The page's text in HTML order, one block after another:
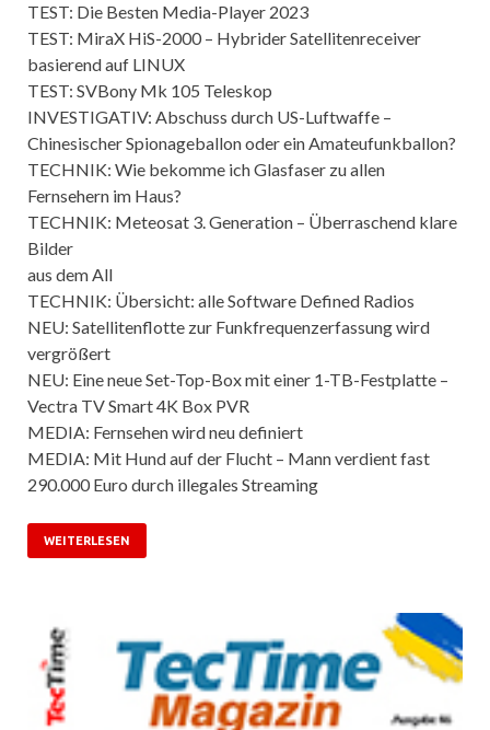
TEST: Die Besten Media-Player 2023
TEST: MiraX HiS-2000 – Hybrider Satellitenreceiver
basierend auf LINUX
TEST: SVBony Mk 105 Teleskop
INVESTIGATIV: Abschuss durch US-Luftwaffe –
Chinesischer Spionageballon oder ein Amateufunkballon?
TECHNIK: Wie bekomme ich Glasfaser zu allen
Fernsehern im Haus?
TECHNIK: Meteosat 3. Generation – Überraschend klare
Bilder
aus dem All
TECHNIK: Übersicht: alle Software Defined Radios
NEU: Satellitenflotte zur Funkfrequenzerfassung wird
vergrößert
NEU: Eine neue Set-Top-Box mit einer 1-TB-Festplatte –
Vectra TV Smart 4K Box PVR
MEDIA: Fernsehen wird neu definiert
MEDIA: Mit Hund auf der Flucht – Mann verdient fast
290.000 Euro durch illegales Streaming
WEITERLESEN